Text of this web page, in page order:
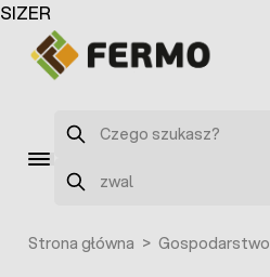
Przejdź do treści
Szukaj
Szukaj
Strona główna > Gospodarstwo
F3054
F2596
SIZER